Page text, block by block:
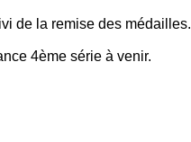
de la remise des médailles.
4ème série à venir.